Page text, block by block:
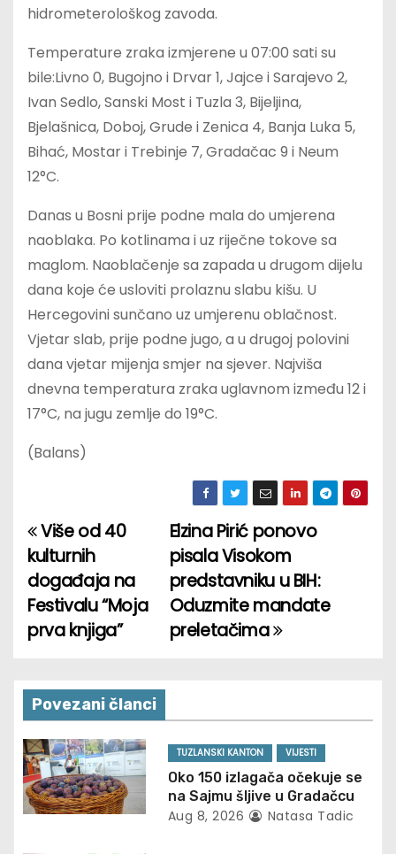
hidrometerološkog zavoda.
Temperature zraka izmjerene u 07:00 sati su
bile:Livno 0, Bugojno i Drvar 1, Jajce i Sarajevo 2,
Ivan Sedlo, Sanski Most i Tuzla 3, Bijeljina,
Bjelašnica, Doboj, Grude i Zenica 4, Banja Luka 5,
Bihać, Mostar i Trebinje 7, Gradačac 9 i Neum
12°C.
Danas u Bosni prije podne mala do umjerena
naoblaka. Po kotlinama i uz riječne tokove sa
maglom. Naoblačenje sa zapada u drugom dijelu
dana koje će usloviti prolaznu slabu kišu. U
Hercegovini sunčano uz umjerenu oblačnost.
Vjetar slab, prije podne jugo, a u drugoj polovini
dana vjetar mijenja smjer na sjever. Najviša
dnevna temperatura zraka uglavnom između 12 i
17°C, na jugu zemlje do 19°C.
(Balans)
P
o
s
t
n
a
v
i
Elzina Pirić ponovo
pisala Visokom
predstavniku u BIH:
Oduzmite mandate
preletačima
Više od 40
kulturnih
događaja na
Festivalu “Moja
prva knjiga”
Povezani članci
TUZLANSKI KANTON VIJESTI
Oko 150 izlagača očekuje se
na Sajmu šljive u Gradačcu
Aug 8, 2026 Natasa Tadic